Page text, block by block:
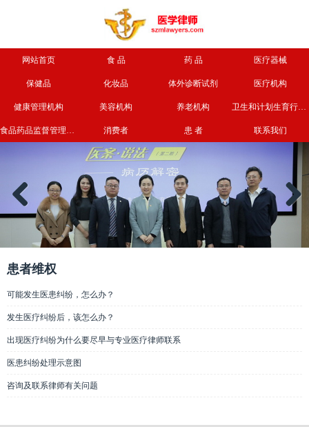
网站首页 食 品 药 品 医疗器械
保健品 化妆品 体外诊断试剂 医疗机构
健康管理机构 美容机构 养老机构 卫生和计划生育行政部门
食品药品监督管理部门 消费者 患 者 联系我们
Previous Next
患者维权
可能发生医患纠纷，怎么办？
发生医疗纠纷后，该怎么办？
出现医疗纠纷为什么要尽早与专业医疗律师联系
医患纠纷处理示意图
咨询及联系律师有关问题